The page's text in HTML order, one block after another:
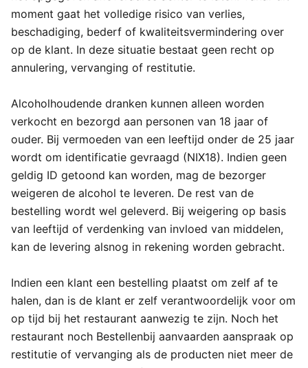
moment gaat het volledige risico van verlies,
beschadiging, bederf of kwaliteitsvermindering over
op de klant. In deze situatie bestaat geen recht op
annulering, vervanging of restitutie.
Alcoholhoudende dranken kunnen alleen worden
verkocht en bezorgd aan personen van 18 jaar of
ouder. Bij vermoeden van een leeftijd onder de 25 jaar
wordt om identificatie gevraagd (NIX18). Indien geen
geldig ID getoond kan worden, mag de bezorger
weigeren de alcohol te leveren. De rest van de
bestelling wordt wel geleverd. Bij weigering op basis
van leeftijd of verdenking van invloed van middelen,
kan de levering alsnog in rekening worden gebracht.
Indien een klant een bestelling plaatst om zelf af te
halen, dan is de klant er zelf verantwoordelijk voor om
op tijd bij het restaurant aanwezig te zijn. Noch het
restaurant noch Bestellenbij aanvaarden aanspraak op
restitutie of vervanging als de producten niet meer de